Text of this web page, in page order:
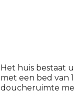
Het huis bestaat
met een bed van
doucheruimte